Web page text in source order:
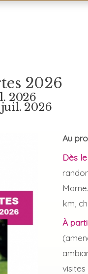
2026
2026
2026
Au
Dès
km,
À